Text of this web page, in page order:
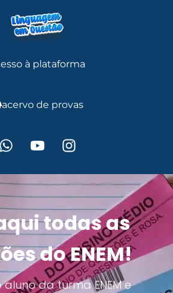
à plataforma
acervo de provas
todas as
do ENEM!
aluno da turma ENEM e